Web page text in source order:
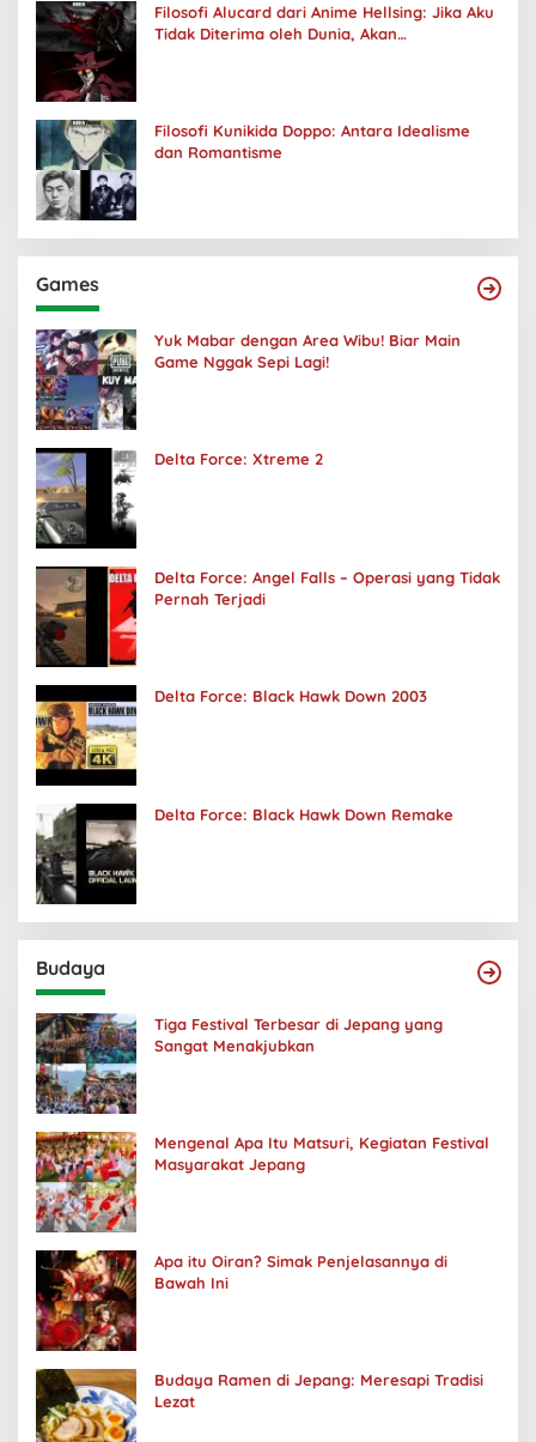
Filosofi Alucard dari Anime Hellsing: Jika Aku
Tidak Diterima oleh Dunia, Akan
Filosofi Kunikida Doppo: Antara Idealisme
dan Romantisme
Games
Yuk Mabar dengan Area Wibu! Biar Main
Game Nggak Sepi Lagi!
Delta Force: Xtreme 2
Delta Force: Angel Falls – Operasi yang Tidak
Pernah Terjadi
Delta Force: Black Hawk Down 2003
Delta Force: Black Hawk Down Remake
Budaya
Tiga Festival Terbesar di Jepang yang
Sangat Menakjubkan
Mengenal Apa Itu Matsuri, Kegiatan Festival
Masyarakat Jepang
Apa itu Oiran? Simak Penjelasannya di
Bawah Ini
Budaya Ramen di Jepang: Meresapi Tradisi
Lezat